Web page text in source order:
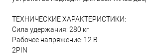
ТЕХНИЧЕСКИЕ ХАРАКТЕРИСТИКИ:
Сила удержания: 280 кг
Рабочее напряжение: 12 В
2PIN